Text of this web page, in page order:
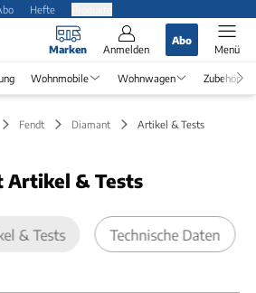
Hefte
Marken Anmelden
Abo
Menü
Wohnmobile Wohnwagen Zubehör
Fendt Diamant Artikel & Tests
Artikel & Tests
& Tests Technische Daten